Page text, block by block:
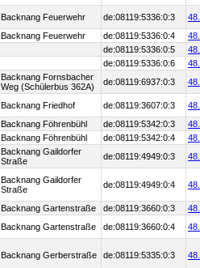
Backnang Feuerwehr de:08119:5336:0:3
Backnang Feuerwehr
de:08119:5336:0:4
de:08119:5336:0:5
de:08119:5336:0:6
Backnang Fornsbacher
Weg (Schülerbus 362A)
de:08119:6937:0:3
Backnang Friedhof de:08119:3607:0:3
Backnang Föhrenbühl de:08119:5342:0:3
Backnang Föhrenbühl
de:08119:5342:0:4
Backnang Gaildorfer
Straße
de:08119:4949:0:3
Backnang Gaildorfer
Straße
de:08119:4949:0:4
Backnang Gartenstraße de:08119:3660:0:3
Backnang Gartenstraße
de:08119:3660:0:4
Backnang Gerberstraße de:08119:5335:0:3